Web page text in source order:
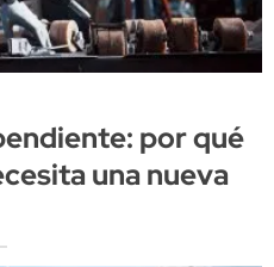
por qué
una nueva